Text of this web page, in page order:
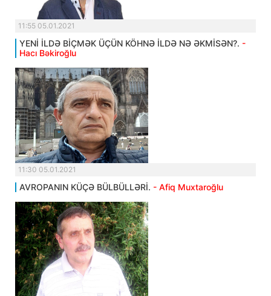
11:55 05.01.2021
YENİ İLDƏ BİÇMƏK ÜÇÜN KÖHNƏ İLDƏ NƏ ƏKMİSƏN?. -
Hacı Bəkiroğlu
11:30 05.01.2021
AVROPANIN KÜÇƏ BÜLBÜLLƏRİ. - Afiq Muxtaroğlu